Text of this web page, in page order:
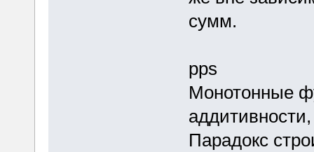
сумм.
pps
Монотонные
Парадокс